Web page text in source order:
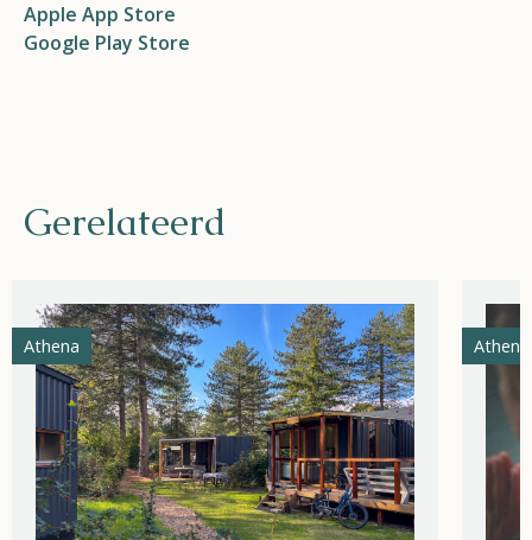
Apple App Store
Google Play Store
Gerelateerd
Athena